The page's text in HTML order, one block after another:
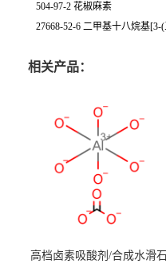
504-97-2 花椒麻素
27668-52-6 二甲基十八烷基
相关产品：
高档卤素吸酸剂/合成水滑